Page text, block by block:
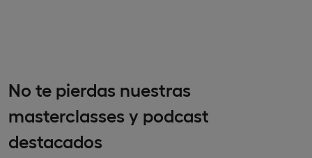
No te pierdas nuestras
masterclasses y podcast
destacados